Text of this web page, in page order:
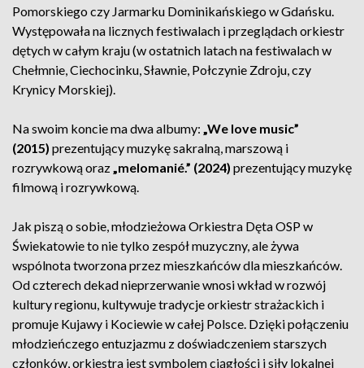
Pomorskiego czy Jarmarku Dominikańskiego w Gdańsku.
Występowała na licznych festiwalach i przeglądach orkiestr
dętych w całym kraju (w ostatnich latach na festiwalach w
Chełmnie, Ciechocinku, Sławnie, Połczynie Zdroju, czy
Krynicy Morskiej).
Na swoim koncie ma dwa albumy: „We love music”
(2015) prezentujący muzykę sakralną, marszową i
rozrywkową oraz„melomanié.” (2024) prezentujący muzykę
filmową i rozrywkową.
Jak piszą o sobie, młodzieżowa Orkiestra Dęta OSP w
Świekatowie to nie tylko zespół muzyczny, ale żywa
wspólnota tworzona przez mieszkańców dla mieszkańców.
Od czterech dekad nieprzerwanie wnosi wkład w rozwój
kultury regionu, kultywuje tradycje orkiestr strażackich i
promuje Kujawy i Kociewie w całej Polsce. Dzięki połączeniu
młodzieńczego entuzjazmu z doświadczeniem starszych
członków, orkiestra jest symbolem ciągłości i siły lokalnej